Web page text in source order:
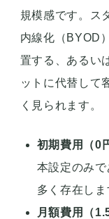
規模感です。ス
内線化（BYOD
置する、あるい
ットに代替して
く見られます。
初期費用（0
本設定のみ
多く存在しま
月額費用（